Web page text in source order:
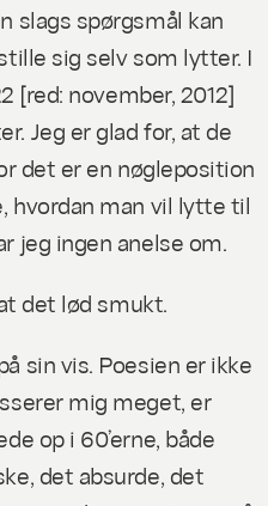
slags spørgsmål kan
sig selv som lytter. I
[red: november, 2012]
Jeg er glad for, at de
det er en nøgleposition
hvordan man vil lytte til
jeg ingen anelse om.
det lød smukt.
sin vis. Poesien er ikke
mig meget, er
op i 60’erne, både
det absurde, det